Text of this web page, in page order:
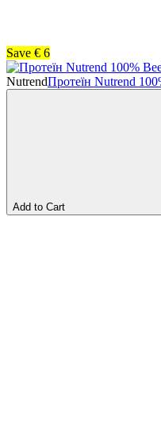
Save € 6
NutrendПротеїн Nutrend
Add to Cart